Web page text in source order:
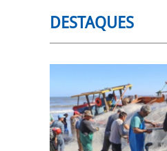
DESTAQUES